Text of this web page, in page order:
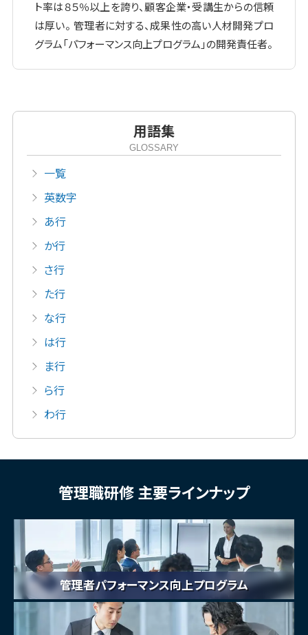
ト率は８５％以上を誇り、顧客企業・受講生からの信頼
は厚い。 管理者に対する、成果性の高い人材開発プロ
グラム「パフォーマンス向上プログラム」の開発責任者。
用語集
GLOSSARY
一覧
英数字
あ行
か行
さ行
た行
な行
は行
ま行
ら行
わ行
管理職研修 主要ラインナップ
管理者パフォーマンス向上プログラム